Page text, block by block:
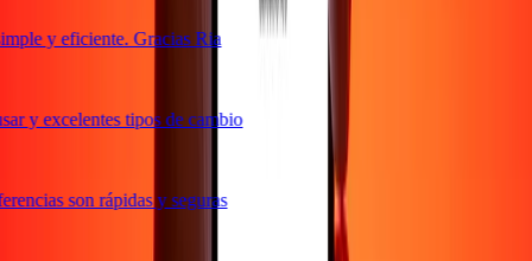
y eficiente. Gracias Ria
y excelentes tipos de cambio
son rápidas y seguras